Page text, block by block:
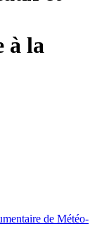
à la
de Météo-